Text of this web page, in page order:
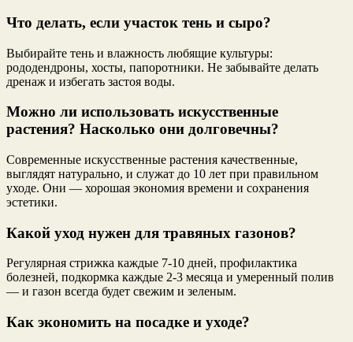
Что делать, если участок тень и сыро?
Выбирайте тень и влажность любящие культуры:
рододендроны, хосты, папоротники. Не забывайте делать
дренаж и избегать застоя воды.
Можно ли использовать искусственные
растения? Насколько они долговечны?
Современные искусственные растения качественные,
выглядят натурально, и служат до 10 лет при правильном
уходе. Они — хорошая экономия времени и сохранения
эстетики.
Какой уход нужен для травяных газонов?
Регулярная стрижка каждые 7-10 дней, профилактика
болезней, подкормка каждые 2-3 месяца и умеренный полив
— и газон всегда будет свежим и зеленым.
Как экономить на посадке и уходе?